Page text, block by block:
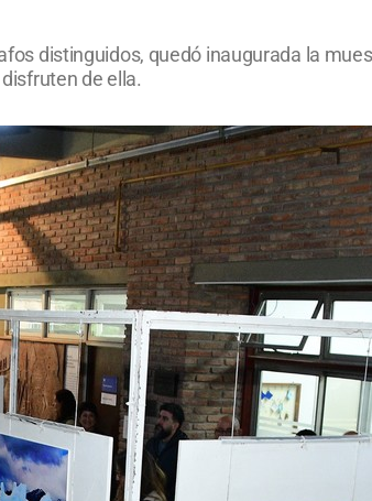
distinguidos, quedó inaugurada la
de ella.